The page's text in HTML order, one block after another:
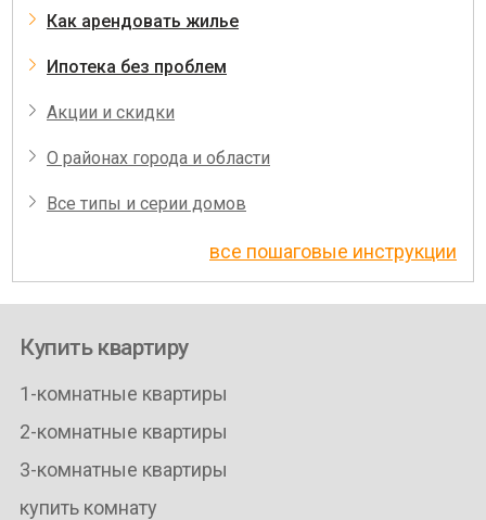
Как арендовать жилье
Ипотека без проблем
Акции и скидки
О районах города и области
Все типы и серии домов
все пошаговые инструкции
Купить квартиру
1-комнатные квартиры
2-комнатные квартиры
3-комнатные квартиры
купить комнату